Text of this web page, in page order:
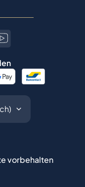
vorbehalten